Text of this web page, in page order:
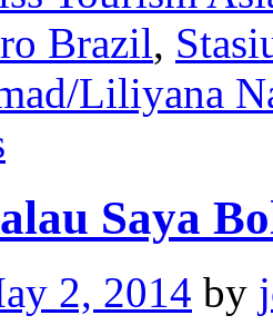
Brazil,
Liliyana
Saya
2, 2014 by